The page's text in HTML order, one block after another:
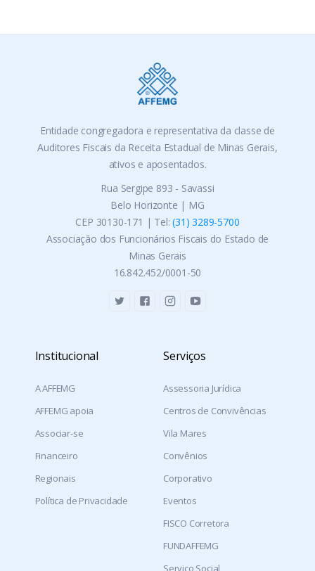
Entidade congregadora e representativa da classe de
Auditores Fiscais da Receita Estadual de Minas Gerais,
ativos e aposentados.
Rua Sergipe 893 - Savassi
Belo Horizonte | MG
CEP 30130-171 | Tel:(31) 3289-5700
Associação dos Funcionários Fiscais do Estado de
Minas Gerais
16.842.452/0001-50
Institucional
A AFFEMG
AFFEMG apoia
Associar-se
Financeiro
Regionais
Política de Privacidade
Serviços
Assessoria Jurídica
Centros de Convivências
Vila Mares
Convênios
Corporativo
Eventos
FISCO Corretora
FUNDAFFEMG
Serviço Social